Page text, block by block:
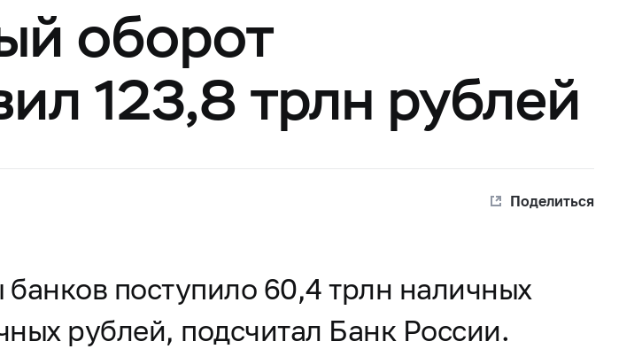
оборот
123,8 трлн рублей
Поделиться
поступило 60,4 трлн наличных
рублей, подсчитал Банк России.